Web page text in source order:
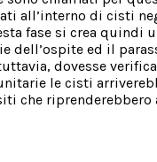
all’interno di cisti
fase si crea quindi
dell’ospite ed il
dovesse
le cisti
che